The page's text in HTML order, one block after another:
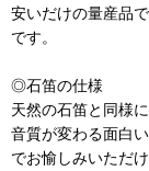
安いだけの量産品
です。
◎石笛の仕様
天然の石笛と同様
音質が変わる面白
でお愉しみいただ